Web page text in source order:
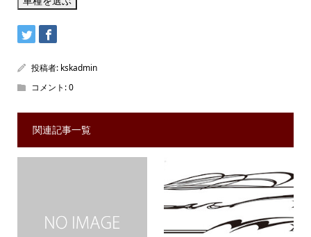
投稿者: kskadmin
コメント:0
関連記事一覧